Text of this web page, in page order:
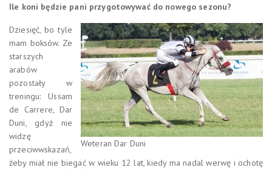
Ile koni będzie pani przygotowywać do nowego sezonu?
Weteran Dar Duni
Dziesięć, bo tyle
mam boksów. Ze
starszych
arabów
pozostały w
treningu: Ussam
de Carrere, Dar
Duni, gdyż nie
widzę
przeciwwskazań,
żeby miał nie biegać w wieku 12 lat, kiedy ma nadal werwę i ochotę